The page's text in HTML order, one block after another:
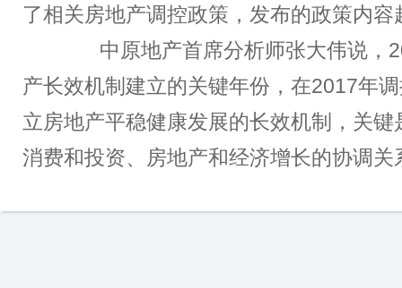
了相关房地产调控政策，发布的政策内容
中原地产首席分析师张大伟说，
产长效机制建立的关键年份，在2017年
立房地产平稳健康发展的长效机制，关键
消费和投资、房地产和经济增长的协调关